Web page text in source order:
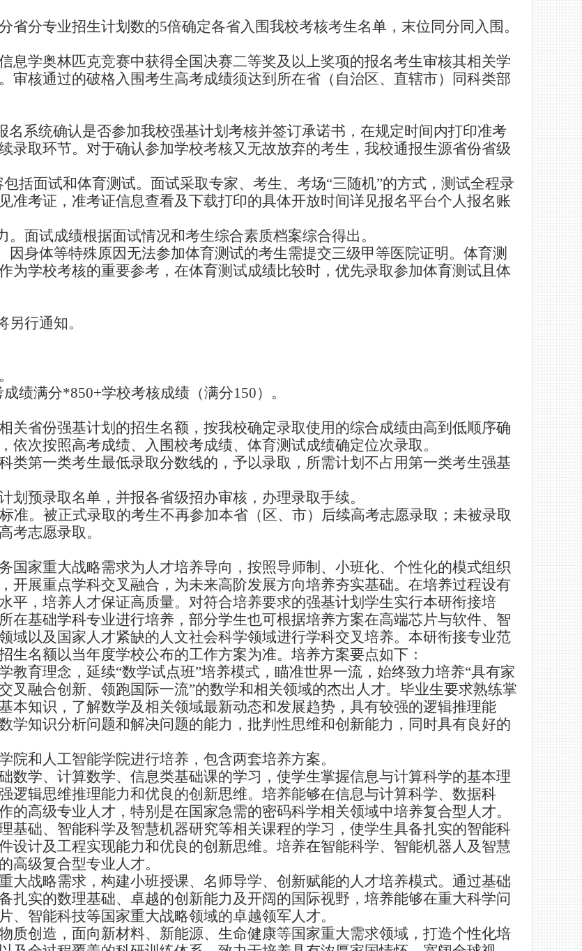
省分专业招生计划数的5倍确定各省入围我校考核考生名单，末位同分同入围。
息学奥林匹克竞赛中获得全国决赛二等奖及以上奖项的报名考生审核其相关学
审核通过的破格入围考生高考成绩须达到所在省（自治区、直辖市）同科类部
名系统确认是否参加我校强基计划考核并签订承诺书，在规定时间内打印准考
录取环节。对于确认参加学校考核又无故放弃的考生，我校通报生源省份省级
括面试和体育测试。面试采取专家、考生、考场“三随机”的方式，测试全程录
准考证，准考证信息查看及下载打印的具体开放时间详见报名平台个人报名账
面试成绩根据面试情况和考生综合素质档案综合得出。
身体等特殊原因无法参加体育测试的考生需提交三级甲等医院证明。体育测
为学校考核的重要参考，在体育测试成绩比较时，优先录取参加体育测试且体
另行通知。
成绩满分*850+学校考核成绩（满分150）。
关省份强基计划的招生名额，按我校确定录取使用的综合成绩由高到低顺序确
次按照高考成绩、入围校考成绩、体育测试成绩确定位次录取。
类第一类考生最低录取分数线的，予以录取，所需计划不占用第一类考生强基
划预录取名单，并报各省级招办审核，办理录取手续。
准。被正式录取的考生不再参加本省（区、市）后续高考志愿录取；未被录取
考志愿录取。
国家重大战略需求为人才培养导向， 按照导师制、小班化、个性化的模式组织
开展重点学科交叉融合， 为未来高阶发展方向培养夯实基础。 在培养过程设有
平，培养人才保证高质量。对符合培养要求的强基计划学生实行本研衔接培
在基础学科专业进行培养，部分学生也可根据培养方案在高端芯片与软件、智
域以及国家人才紧缺的人文社会科学领域进行学科交叉培养。本研衔接专业范
生名额以当年度学校公布的工作方案为准。 培养方案要点如下：
教育理念，延续“数学试点班”培养模式，瞄准世界一流，始终致力培养“具有家
叉融合创新、领跑国际一流”的数学和相关领域的杰出人才。毕业生要求熟练掌
本知识，了解数学及相关领域最新动态和发展趋势，具有较强的逻辑推理能
学知识分析问题和解决问题的能力，批判性思维和创新能力，同时具有良好的
院和人工智能学院进行培养，包含两套培养方案。
数学、计算数学、信息类基础课的学习，使学生掌握信息与计算科学的基本理
逻辑思维推理能力和优良的创新思维。培养能够在信息与计算科学、数据科
高级专业人才，特别是在国家急需的密码科学相关领域中培养复合型人才。
基础、智能科学及智慧机器研究等相关课程的学习，使学生具备扎实的智能科
设计及工程实现能力和优良的创新思维。培养在智能科学、智能机器人及智慧
高级复合型专业人才。
大战略需求，构建小班授课、名师导学、创新赋能的人才培养模式。通过基础
扎实的数理基础、卓越的创新能力及开阔的国际视野，培养能够在重大科学问
智能科技等国家重大战略领域的卓越领军人才。
质创造，面向新材料、新能源、生命健康等国家重大需求领域，打造个性化培